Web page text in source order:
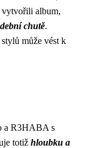
vytvořili album,
chutě.
může vést k
a R3HABA s
totiž hloubku a